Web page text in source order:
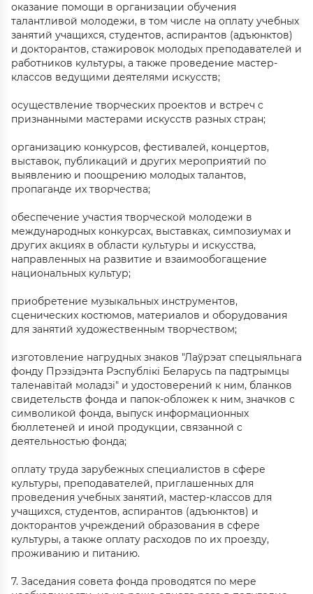
оказание помощи в организации обучения
талантливой молодежи, в том числе на оплату учебных
занятий учащихся, студентов, аспирантов (адъюнктов)
и докторантов, стажировок молодых преподавателей и
работников культуры, а также проведение мастер-
классов ведущими деятелями искусств;
осуществление творческих проектов и встреч с
признанными мастерами искусств разных стран;
организацию конкурсов, фестивалей, концертов,
выставок, публикаций и других мероприятий по
выявлению и поощрению молодых талантов,
пропаганде их творчества;
обеспечение участия творческой молодежи в
международных конкурсах, выставках, симпозиумах и
других акциях в области культуры и искусства,
направленных на развитие и взаимообогащение
национальных культур;
приобретение музыкальных инструментов,
сценических костюмов, материалов и оборудования
для занятий художественным творчеством;
изготовление нагрудных знаков "Лаўрэат спецыяльнага
фонду Прэзiдэнта Рэспублiкi Беларусь па падтрымцы
таленавiтай моладзi" и удостоверений к ним, бланков
свидетельств фонда и папок-обложек к ним, значков с
символикой фонда, выпуск информационных
бюллетеней и иной продукции, связанной с
деятельностью фонда;
оплату труда зарубежных специалистов в сфере
культуры, преподавателей, приглашенных для
проведения учебных занятий, мастер-классов для
учащихся, студентов, аспирантов (адъюнктов) и
докторантов учреждений образования в сфере
культуры, а также оплату расходов по их проезду,
проживанию и питанию.
7. Заседания совета фонда проводятся по мере